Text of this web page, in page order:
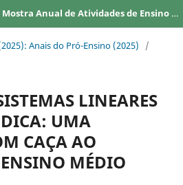
Anais do Pró-Ensino: Mostra Anual de Atividades de Ensino da UEL
Anais do Pró-Ensino (2025)
/
LINEARES
UMA
CAÇA AO
MÉDIO